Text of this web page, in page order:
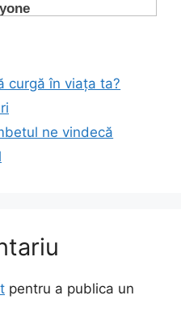
curgă în viața ta?
ne vindecă
pentru a publica un